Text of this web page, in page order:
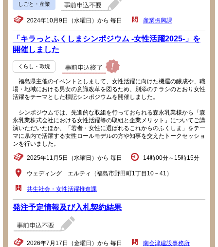
しごと・産業
2024年10月9日（水曜日）から 毎日 産業振興課
「キラっとふくしまシンポジウム -女性活躍2025-」を
開催しました
くらし・環境
福島県主催のイベントとしまして、女性活躍に向けた機運の醸成や、職
場・地域における男女の意識改革を図るため、別添のチラシのとおり女性
活躍をテーマとした標記シンポジウムを開催しました。
シンポジウムでは、先進的な取組を行っておられる森永乳業様から「森
永乳業株式会社における女性活躍等の取組と企業メリット」についてご講
演いただいたほか、「若者・女性に選ばれるこれからのふくしま」をテー
マに県内で活躍する女性ロールモデルの方や知事を交えたトークセッショ
ンを行いました。
2025年11月5日（水曜日）から 毎日 14時00分～15時15分
ウェディング エルティ（福島市野田町1丁目10－41）
共生社会・女性活躍推進課
発注予定情報及び入札契約結果
2026年7月17日（金曜日）から 毎日 南会津建設事務所